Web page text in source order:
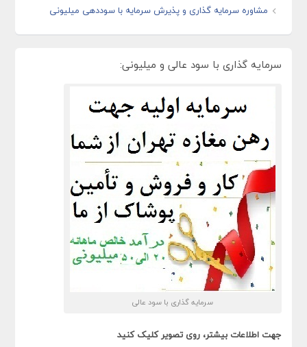
مشاوره سرمایه گذاری و پذیرش سرمایه با سوددهی میلیونی
سرمایه گذاری با سود عالی و میلیونی:
سرمایه گذاری با سود عالی
جهت اطلاعات بیشتر، روی تصویر کلیک کنید